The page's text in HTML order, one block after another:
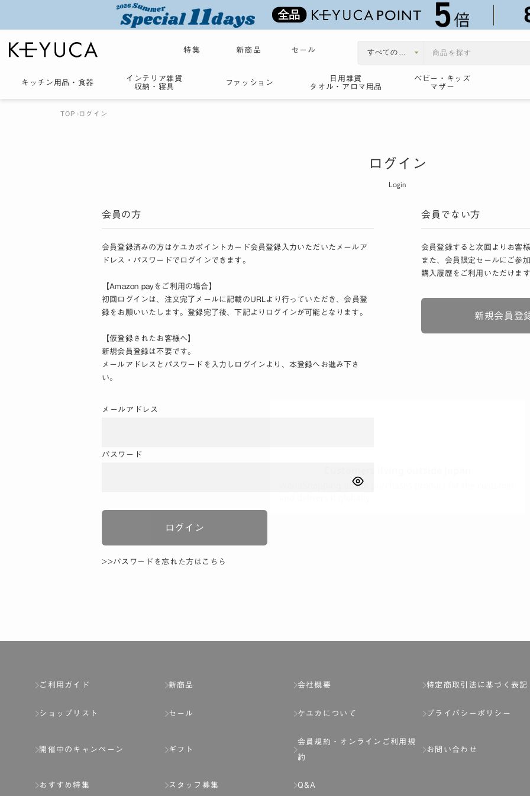
特集 新商品 セール
キッチン用品 ・ 食器
インテリア雑貨
収納・寝具
ファッション
日用雑貨
タオル・アロマ用品
ベビー・キッズ
マザー
TOP ログイン
ログイン
Login
会員の方
会員登録済みの方はケユカポイントカード会員登録入力いただいたメールア
ドレス・パスワードでログインできます。
【Amazon payをご利用の場合】
初回ログインは、注文完了メールに記載のURLより行っていただき、会員登
録をお願いいたします。登録完了後、下記よりログインが可能となります。
【仮登録されたお客様へ】
新規会員登録は不要です。
メールアドレスとパスワードを入力しログインより、本登録へお進み下さ
い。
メールアドレス
パスワード
ログイン
>>パスワードを忘れた方はこちら
会員でない方
会員登録すると次回よりお客
また、会員限定セールにご参
購入履歴をご利用いただけま
新規会員登
ご利用ガイド
ショップリスト
開催中のキャンペーン
おすすめ特集
新商品
セール
ギフト
スタッフ募集
会社概要
ケユカについて
会員規約・
オンラインご利用規
約
Q&A
特定商取引法に基づく表記
プライバシーポリシー
お問い合わせ